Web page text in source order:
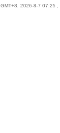
GMT+8, 2026-8-7 07:25